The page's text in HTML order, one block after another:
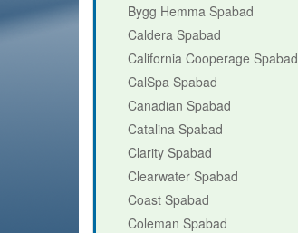
Bygg Hemma Spabad
Caldera Spabad
California Cooperage Spabad
CalSpa Spabad
Canadian Spabad
Catalina Spabad
Clarity Spabad
Clearwater Spabad
Coast Spabad
Coleman Spabad